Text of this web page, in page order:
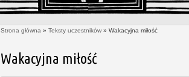
Strona główna » Teksty uczestników » Wakacyjna miłość
Wakacyjna miłość